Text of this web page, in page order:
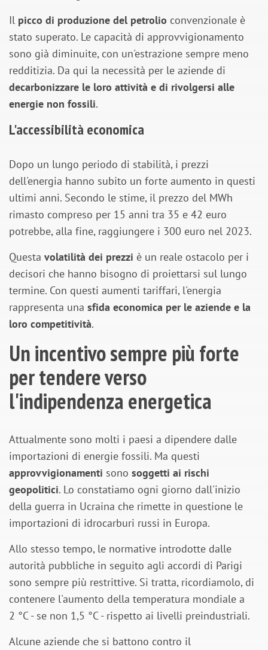
Il picco di produzione del petrolio convenzionale è
stato superato. Le capacità di approvvigionamento
sono già diminuite, con un'estrazione sempre meno
redditizia. Da qui la necessità per le aziende di
decarbonizzare le loro attività e di rivolgersi alle
energie non fossili.
L'accessibilità economica
Dopo un lungo periodo di stabilità, i prezzi
dell'energia hanno subito un forte aumento in questi
ultimi anni. Secondo le stime, il prezzo del MWh
rimasto compreso per 15 anni tra 35 e 42 euro
potrebbe, alla fine, raggiungere i 300 euro nel 2023.
Questa volatilità dei prezzi è un reale ostacolo per i
decisori che hanno bisogno di proiettarsi sul lungo
termine. Con questi aumenti tariffari, l'energia
rappresenta una sfida economica per le aziende e la
loro competitività.
Un incentivo sempre più forte
per tendere verso
l'indipendenza energetica
Attualmente sono molti i paesi a dipendere dalle
importazioni di energie fossili. Ma questi
approvvigionamenti sono soggetti ai rischi
geopolitici. Lo constatiamo ogni giorno dall'inizio
della guerra in Ucraina che rimette in questione le
importazioni di idrocarburi russi in Europa.
Allo stesso tempo, le normative introdotte dalle
autorità pubbliche in seguito agli accordi di Parigi
sono sempre più restrittive. Si tratta, ricordiamolo, di
contenere l'aumento della temperatura mondiale a
2 °C - se non 1,5 °C - rispetto ai livelli preindustriali.
Alcune aziende che si battono contro il